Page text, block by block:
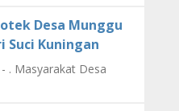
Desa Munggu
Suci Kuningan
. Masyarakat Desa